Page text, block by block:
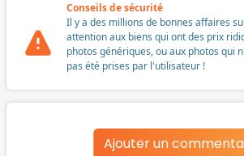
Conseils de sécurité
Il y a des millions de bonnes affaires
attention aux biens qui ont des prix
photos génériques, ou aux photos qui
pas été prises par l'utilisateur !
Ajouter un